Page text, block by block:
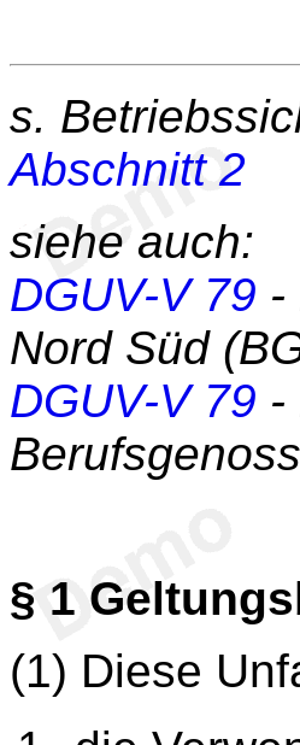
s.
Abschnitt 2
siehe auch:
DGUV-V 79 -
Nord Süd
DGUV-V 79 -
§ 1
(1) Diese